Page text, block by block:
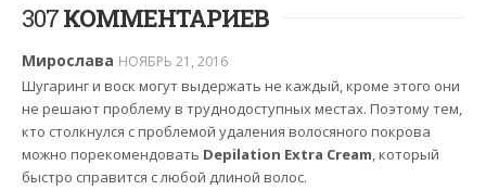
307КОММЕНТАРИЕВ
Мирослава НОЯБРЬ 21, 2016
Шугаринг и воск могут выдержать не каждый, кроме этого они
не решают проблему в труднодоступных местах. Поэтому тем,
кто столкнулся с проблемой удаления волосяного покрова
можно порекомендовать Depilation Extra Cream, который
быстро справится с любой длиной волос.